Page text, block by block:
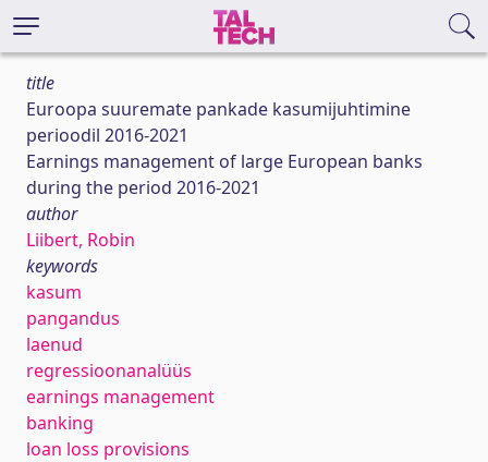
title
Euroopa suuremate pankade kasumijuhtimine
perioodil 2016-2021
Earnings management of large European banks
during the period 2016-2021
author
Liibert, Robin
keywords
kasum
pangandus
laenud
regressioonanalüüs
earnings management
banking
loan loss provisions